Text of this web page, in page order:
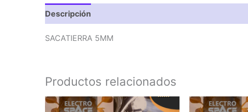
Descripción
SACATIERRA 5MM
Productos relacionados